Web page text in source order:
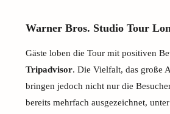
Warner Bros. Studio Tour
Gäste loben die Tour mit positiven
Tripadvisor. Die Vielfalt, das große
bringen jedoch nicht nur die
bereits mehrfach ausgezeichnet,